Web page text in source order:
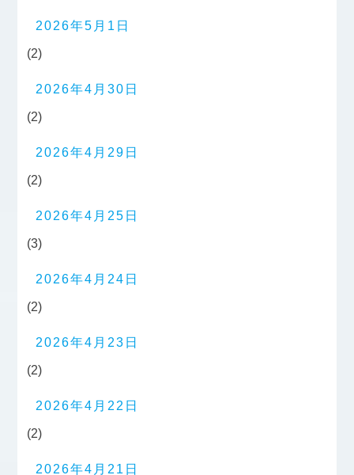
2026年5月1日
(2)
2026年4月30日
(2)
2026年4月29日
(2)
2026年4月25日
(3)
2026年4月24日
(2)
2026年4月23日
(2)
2026年4月22日
(2)
2026年4月21日